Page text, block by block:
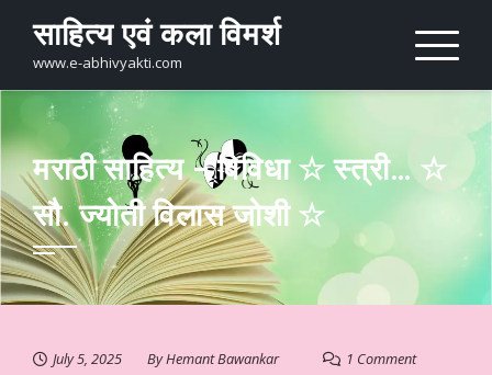
content
साहित्य एवं कला विमर्श
www.e-abhivyakti.com
मराठी साहित्य – विविधा ☆ स्त्री… ☆
सौ. ज्योती विलास जोशी ☆
July 5, 2025 ByHemant Bawankar 1 Comment